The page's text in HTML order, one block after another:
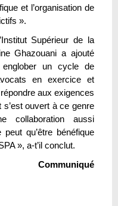
et l’organisation de
».
Supérieur de la
Ghazouani a ajouté
un cycle de
en exercice et
aux exigences
s’est ouvert à ce genre
collaboration aussi
qu’être bénéfique
», a-t’il conclut.
Communiqué